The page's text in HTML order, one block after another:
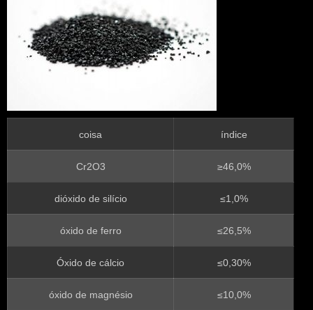
coisa índice
Cr2O3 ≥46,0%
dióxido de silício ≤1,0%
óxido de ferro ≤26,5%
Óxido de cálcio ≤0,30%
óxido de magnésio ≤10,0%